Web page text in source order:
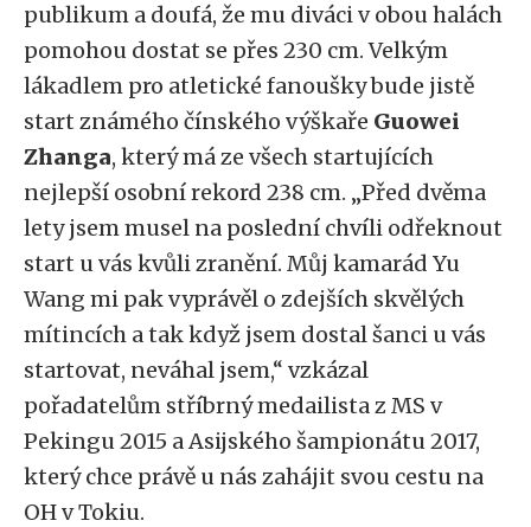
publikum a doufá, že mu diváci v obou halách
pomohou dostat se přes 230 cm. Velkým
lákadlem pro atletické fanoušky bude jistě
start známého čínského výškaře Guowei
Zhanga, který má ze všech startujících
nejlepší osobní rekord 238 cm. „Před dvěma
lety jsem musel na poslední chvíli odřeknout
start u vás kvůli zranění. Můj kamarád Yu
Wang mi pak vyprávěl o zdejších skvělých
mítincích a tak když jsem dostal šanci u vás
startovat, neváhal jsem,“ vzkázal
pořadatelům stříbrný medailista z MS v
Pekingu 2015 a Asijského šampionátu 2017,
který chce právě u nás zahájit svou cestu na
OH v Tokiu.